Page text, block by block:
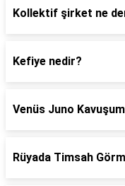
Kollektif şirket ne
Kefiye nedir?
Venüs Juno
Rüyada Timsah